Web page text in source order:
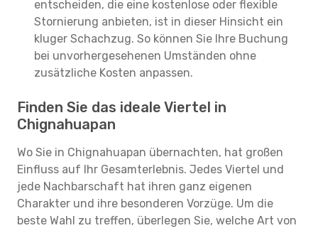
entscheiden, die eine kostenlose oder flexible
Stornierung anbieten, ist in dieser Hinsicht ein
kluger Schachzug. So können Sie Ihre Buchung
bei unvorhergesehenen Umständen ohne
zusätzliche Kosten anpassen.
Finden Sie das ideale Viertel in
Chignahuapan
Wo Sie in Chignahuapan übernachten, hat großen
Einfluss auf Ihr Gesamterlebnis. Jedes Viertel und
jede Nachbarschaft hat ihren ganz eigenen
Charakter und ihre besonderen Vorzüge. Um die
beste Wahl zu treffen, überlegen Sie, welche Art von